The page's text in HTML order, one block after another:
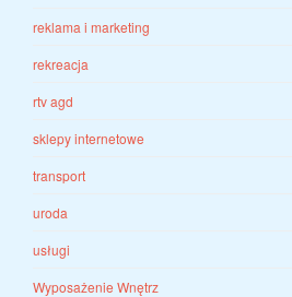
reklama i marketing
rekreacja
rtv agd
sklepy internetowe
transport
uroda
usługi
Wyposażenie Wnętrz